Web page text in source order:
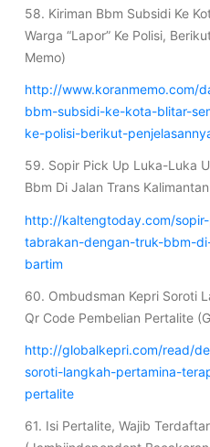
58. Kiriman Bbm Subsidi Ke
Warga “Lapor” Ke Polisi,
Memo)
http://www.koranmemo.com/
bbm-subsidi-ke-kota-blitar-
ke-polisi-berikut-
59. Sopir Pick Up Luka-Luka
Bbm Di Jalan Trans
http://kaltengtoday.com/
tabrakan-dengan-truk-bbm-
bartim
60. Ombudsman Kepri Soroti
Qr Code Pembelian Pertalite
http://globalkepri.com/read/
soroti-langkah-pertamina-
pertalite
61. Isi Pertalite, Wajib